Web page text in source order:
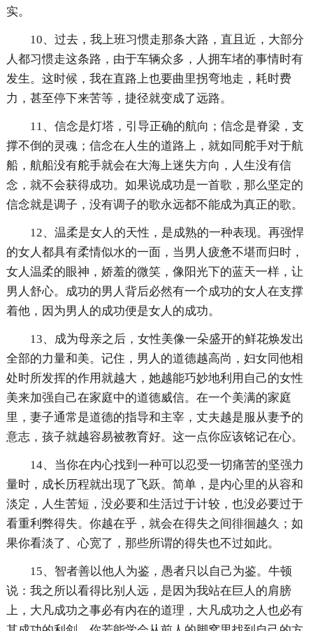
实。
10、过去，我上班习惯走那条大路，直且近，大部分
人都习惯走这条路，由于车辆众多，人拥车堵的事情时有
发生。这时候，我在直路上也要曲里拐弯地走，耗时费
力，甚至停下来苦等，捷径就变成了远路。
11、信念是灯塔，引导正确的航向；信念是脊梁，支
撑不倒的灵魂；信念在人生的道路上，就如同舵手对于航
船，航船没有舵手就会在大海上迷失方向，人生没有信
念，就不会获得成功。如果说成功是一首歌，那么坚定的
信念就是调子，没有调子的歌永远都不能成为真正的歌。
12、温柔是女人的天性，是成熟的一种表现。再强悍
的女人都具有柔情似水的一面，当男人疲惫不堪而归时，
女人温柔的眼神，娇羞的微笑，像阳光下的蓝天一样，让
男人舒心。成功的男人背后必然有一个成功的女人在支撑
着他，因为男人的成功便是女人的成功。
13、成为母亲之后，女性美像一朵盛开的鲜花焕发出
全部的力量和美。记住，男人的道德越高尚，妇女同他相
处时所发挥的作用就越大，她越能巧妙地利用自己的女性
美来加强自己在家庭中的道德威信。在一个美满的家庭
里，妻子通常是道德的指导和主宰，丈夫越是服从妻予的
意志，孩子就越容易被教育好。这一点你应该铭记在心。
14、当你在内心找到一种可以忍受一切痛苦的坚强力
量时，成长历程就出现了飞跃。简单，是内心里的从容和
淡定，人生苦短，没必要和生活过于计较，也没必要过于
看重利弊得失。你越在乎，就会在得失之间徘徊越久；如
果你看淡了、心宽了，那些所谓的得失也不过如此。
15、智者善以他人为鉴，愚者只以自己为鉴。牛顿
说：我之所以看得比别人远，是因为我站在巨人的肩膀
上，大凡成功之事必有内在的道理，大凡成功之人也必有